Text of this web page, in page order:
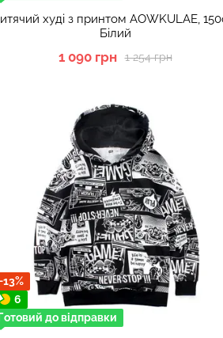
худі з принтом AOWKULAE,
Білий
1 254 грн
1 090 грн
6
Готовий до відправки